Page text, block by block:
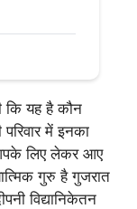
कि यह है कौन
में इनका
लिए लेकर आए
गुरु है गुजरात
विद्यानिकेतन